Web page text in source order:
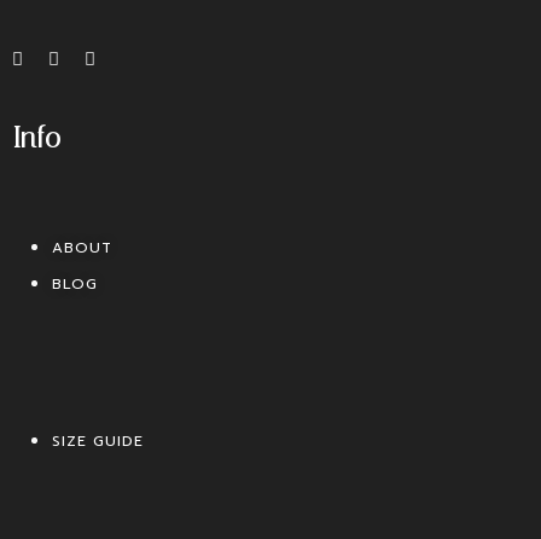
Info
ABOUT
BLOG
SIZE GUIDE